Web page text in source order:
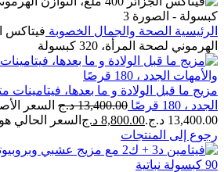
الرئيسية الصحة والجمال الخصوبة
الهرموني لصحة المرأة، 320 كبسولة
مزيج ما قبل الولادة و ما بعدها، فيتامينات
الجدد ، 180 قرصًا
13,400.00 د.ج السعر
13,400.00 د.ج.
8,800.00 د.ج السعر الحالي هو: 8,800.00
رجوع إلى المنتجات